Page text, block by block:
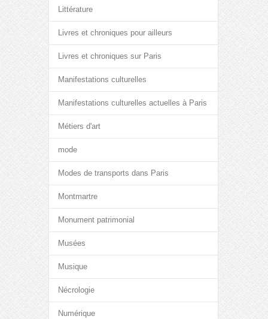
Littérature
Livres et chroniques pour ailleurs
Livres et chroniques sur Paris
Manifestations culturelles
Manifestations culturelles actuelles à Paris
Métiers d'art
mode
Modes de transports dans Paris
Montmartre
Monument patrimonial
Musées
Musique
Nécrologie
Numérique